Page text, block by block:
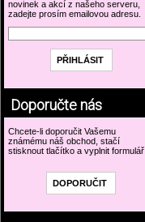
novinek a akcí z našeho serveru,
zadejte prosím emailovou adresu.
Doporučte nás
Chcete-li doporučit Vašemu
známému náš obchod, stačí
stisknout tlačítko a vyplnit formulář.